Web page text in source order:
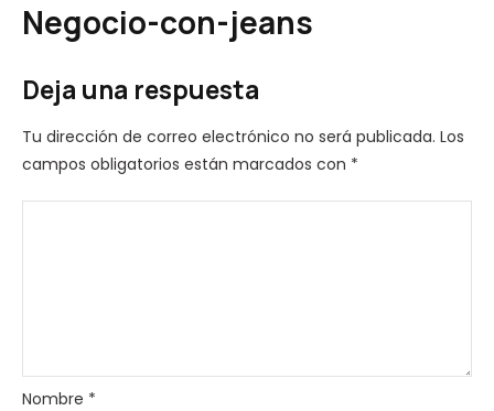
Negocio-con-jeans
Deja una respuesta
Tu dirección de correo electrónico no será publicada. Los
campos obligatorios están marcados con *
Nombre *